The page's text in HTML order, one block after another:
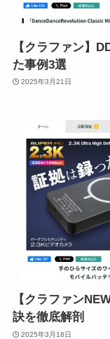
【クラファン】
た事例3選
2025年3月21日
【クラファン
訣を徹底解剖
2025年3月18日